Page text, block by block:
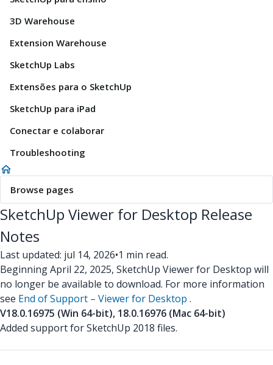
3D Warehouse
Extension Warehouse
SketchUp Labs
Extensões para o SketchUp
SketchUp para iPad
Conectar e colaborar
Troubleshooting
Browse pages
SketchUp Viewer for Desktop Release
Notes
Last updated: jul 14, 2026•1 min read.
Beginning April 22, 2025, SketchUp Viewer for Desktop will
no longer be available to download. For more information
see End of Support – Viewer for Desktop .
V18.0.16975 (Win 64-bit), 18.0.16976 (Mac 64-bit)
Added support for SketchUp 2018 files.